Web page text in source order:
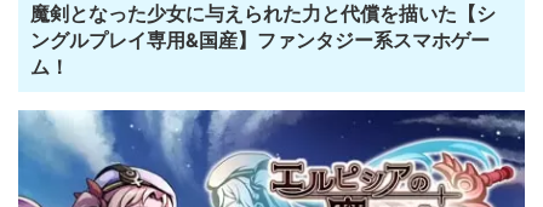
魔剣となった少女に与えられた力と代償を描いた【シ
ングルプレイ専用&国産】ファンタジー系スマホゲー
ム！